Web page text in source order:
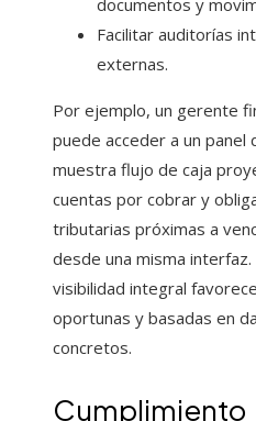
documentos y
Facilitar auditorías
externas.
Por ejemplo, un gerente
puede acceder a un panel
muestra flujo de caja
cuentas por cobrar y
tributarias próximas a
desde una misma interfaz.
visibilidad integral
oportunas y basadas en
concretos.
Cumplimiento